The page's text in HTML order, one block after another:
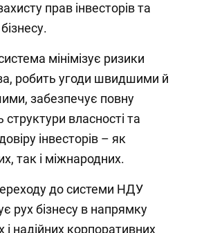
прав інвесторів та
мінімізує ризики
робить угоди швидшими й
забезпечує повну
структури власності та
інвесторів – як
так і міжнародних.
до системи НДУ
рух бізнесу в напрямку
і надійних корпоративних